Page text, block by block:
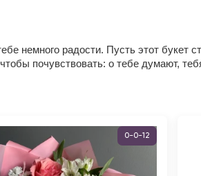
немного радости. Пусть этот букет
почувствовать: о тебе думают,
0-0-12